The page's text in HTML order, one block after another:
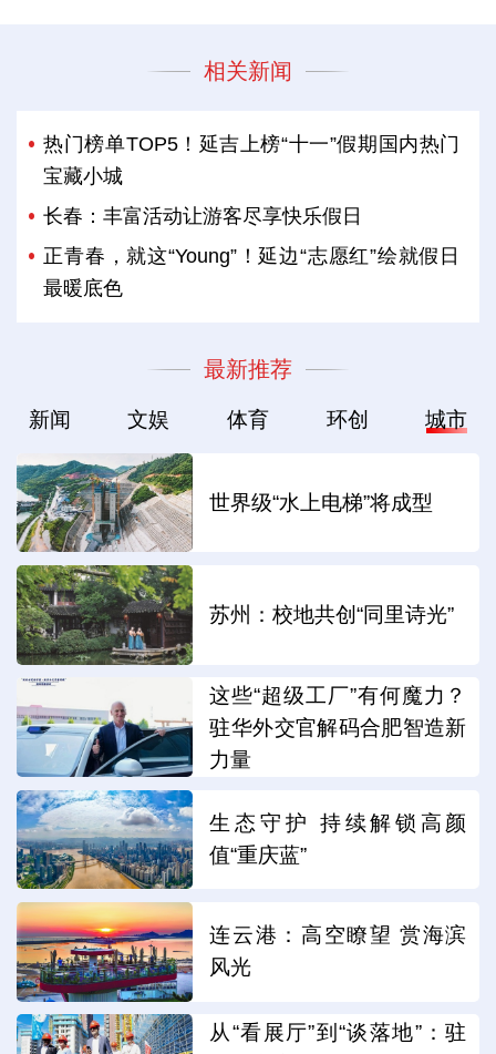
相关新闻
热门榜单TOP5！延吉上榜“十一”假期国内热门
宝藏小城
长春：丰富活动让游客尽享快乐假日
正青春，就这“Young”！延边“志愿红”绘就假日
最暖底色
最新推荐
新闻 文娱 体育 环创 城市
世界级“水上电梯”将成型
苏州：校地共创“同里诗光”
这些“超级工厂”有何魔力？
驻华外交官解码合肥智造新
力量
生态守护 持续解锁高颜
值“重庆蓝”
连云港：高空瞭望 赏海滨
风光
从“看展厅”到“谈落地”：驻